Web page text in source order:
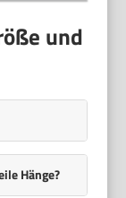
und
Hänge?